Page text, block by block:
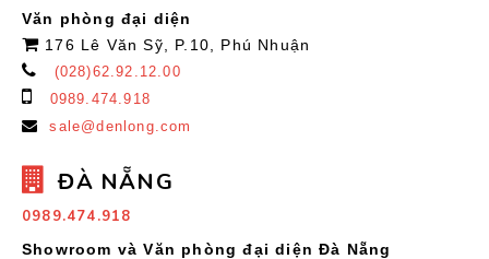
Văn phòng đại diện
176 Lê Văn Sỹ, P.10, Phú Nhuận
(028)62.92.12.00
0989.474.918
sale@denlong.com
ĐÀ NẴNG
0989.474.918
Showroom và Văn phòng đại diện Đà Nẵng